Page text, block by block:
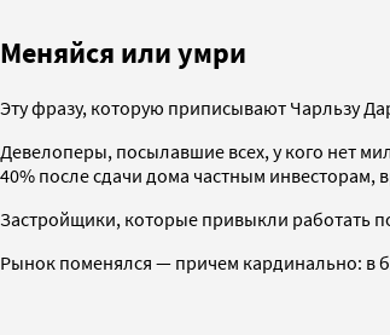
Меняйся или умри
Эту фразу, которую приписывают Чарльзу
Девелоперы, посылавшие всех, у кого нет
40% после сдачи дома частным инвесторам,
Застройщики, которые привыкли работать
Рынок поменялся — причем кардинально: в